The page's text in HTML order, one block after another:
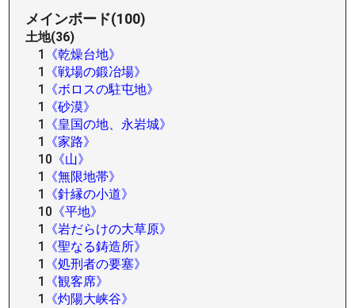
メインボード(100)
土地(36)
1
《乾燥台地》
1
《戦場の鍛冶場》
1
《ボロスの駐屯地》
1
《砂漠》
1
《皇国の地、永岩城》
1
《家路》
10 《山》
1
《無限地帯》
1
《針縁の小道》
10 《平地》
1
《岩だらけの大草原》
1
《聖なる鋳造所》
1
《処刑者の要塞》
1
《観客席》
1
《灼陽大峡谷》